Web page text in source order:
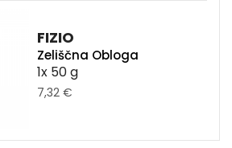
FIZIO
Zeliščna Obloga
1x 50 g
7,32 €